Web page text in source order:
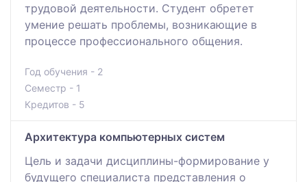
трудовой деятельности. Студент обретет
умение решать проблемы, возникающие в
процессе профессионального общения.
Год обучения - 2
Семестр - 1
Кредитов - 5
Архитектура компьютерных систем
Цель и задачи дисциплины-формирование у
будущего специалиста представления о